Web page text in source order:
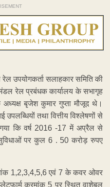
उपयोगकर्ता सलाहकार समिति की
रेल प्रबंधक कार्यालय के सभागृह
बृजेश कुमार गुप्ता मौजूद थे।
उपलब्धियों तथा वित्तीय विश्लेषणों से
कि वर्ष 2016 -17 में अप्रैल से
पर कुल 6 . 50 करोड़ रुपए
1,2,3,4,5,6 एवं 7 के कवर ओवर
क्रमांक 5 पर स्थित वाशेबल